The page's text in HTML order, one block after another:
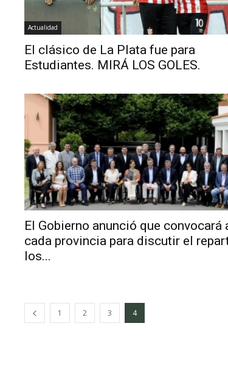
Actualidad
El clásico de La Plata fue para
Estudiantes. MIRÁ LOS GOLES.
El Gobierno anunció que convocará
cada provincia para discutir el
los...
1 2 3 4